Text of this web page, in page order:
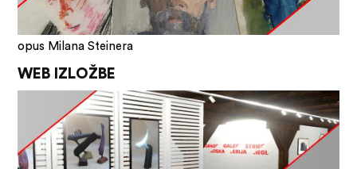
opus Milana Steinera
WEB IZLOŽBE